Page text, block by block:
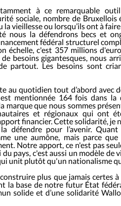
à ce remarquable
sociale, nombre de Bruxellois
vieillesse ou lorsqu’ils ont à
nous la défendrons becs et
fédéral structurel
échelle, c'est 357 millions
besoins gigantesques, nous
partout. Les besoins sont
au quotidien tout d’abord avec
mentionnée 164 fois dans la
marque que nous sommes
et régionaux qui ont
financier. Cette solidarité, je
défendre pour l’avenir.
une aumône, mais parce que
Notre apport, ce n'est pas
pays, c'est aussi un modèle de
unit plutôt qu'un nationalisme
plus que jamais certes
la base de notre futur État
solide et d’une solidarité